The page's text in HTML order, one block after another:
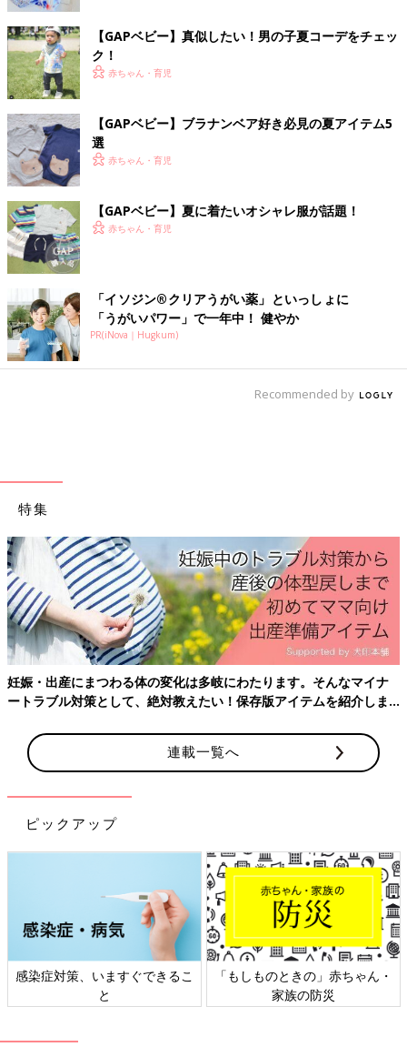
_suun.insさんがセレクトしたのはこちらのセットアップ。カラフ
ルなタイダイ柄が爽やかで明るい印象ですよね！さらに肩のフリ
ルやズボンのギャザーの繊細なデザインがガーリーで可愛らしい
のも魅力的です♪
ジャンパースカートでおでかけ♪
出典：Instagramアカウント「ayuminnie.612」
あゆみにぃさんがお出かけでセレクトしたのはこちらのジャンパ
ースカートとレギンス。レギンスを履くことで、アクティブに遊
べますよね！ホワイトカラーのジャンパースカートも着回せそう
です♪
【GAPベビー】夏に着たいオシャレ服が
おしゃれママの間で話題沸騰中のGAPベビー。
シーズン毎にさまざまなアイテムが展開されて
いるので、お子さんに合う服を探すのも楽しい
いかがでしたか？どのGAPベビーコーデも夏らしい印象でオシャ
コーディネートを見つけて夏のオシャレを楽しんでくださいね！
(文・ナキナキ)
※記事内容でご紹介している投稿、リンク先は、削除される場合
があります。あらかじめご了承ください。
※記事の内容は記載当時の情報であり、現在と異なる場合があり
ます。
【GAPベビー】真似したい！男の子夏コーデをチェッ
ク！
赤ちゃん・育児
【GAPベビー】ブラナンベア好き必見の夏アイテム5
選
赤ちゃん・育児
【GAPベビー】夏に着たいオシャレ服が話題！
赤ちゃん・育児
「イソジン®クリアうがい薬」といっしょに
「うがいパワー」で一年中！ 健やか
PR(iNova｜Hugkum)
Recommended by
特集
妊娠・出産にまつわる体の変化は多岐にわたります。そんなマイナ
ートラブル対策として、絶対教えたい！保存版アイテムを紹介しま
連載一覧へ
ピックアップ
感染症対策、いますぐできるこ
と
「もしものときの」赤ちゃん・
家族の防災